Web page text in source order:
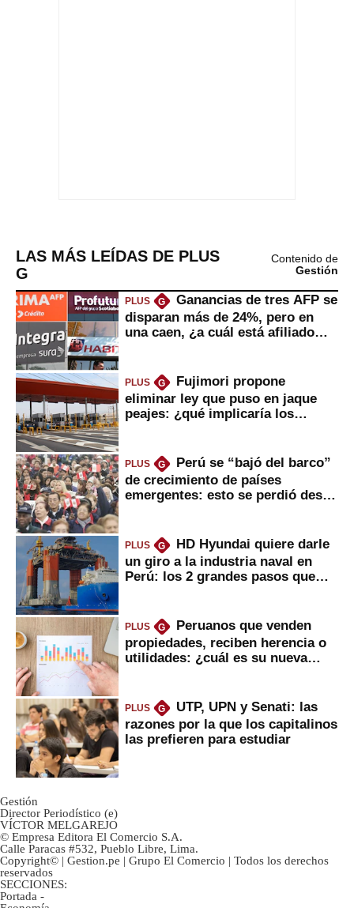
LAS MÁS LEÍDAS DE PLUS
G
Contenido de
Gestión
PLUS G
Ganancias de tres AFP se
disparan más de 24%, pero en
una caen, ¿a cuál está afiliado
PLUS G
Fujimori propone
eliminar ley que puso en jaque
peajes: ¿qué implicaría los
PLUS G
Perú se “bajó del barco”
de crecimiento de países
emergentes: esto se perdió desde
PLUS G
HD Hyundai quiere darle
un giro a la industria naval en
Perú: los 2 grandes pasos que
PLUS G
Peruanos que venden
propiedades, reciben herencia o
utilidades: ¿cuál es su nueva
PLUS G
UTP, UPN y Senati: las
razones por la que los capitalinos
las prefieren para estudiar
Gestión
Director Periodístico (e)
VÍCTOR MELGAREJO
© Empresa Editora El Comercio S.A.
Calle Paracas #532, Pueblo Libre, Lima.
Copyright© | Gestion.pe | Grupo El Comercio | Todos los derechos
reservados
SECCIONES:
Portada -